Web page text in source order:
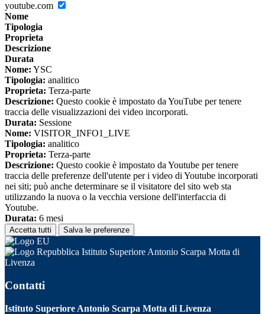
youtube.com
Nome
Tipologia
Proprieta
Descrizione
Durata
Nome: YSC
Tipologia: analitico
Proprieta: Terza-parte
Descrizione: Questo cookie è impostato da YouTube per tenere
traccia delle visualizzazioni dei video incorporati.
Durata: Sessione
Nome: VISITOR_INFO1_LIVE
Tipologia: analitico
Proprieta: Terza-parte
Descrizione: Questo cookie è impostato da Youtube per tenere
traccia delle preferenze dell'utente per i video di Youtube incorporati
nei siti; può anche determinare se il visitatore del sito web sta
utilizzando la nuova o la vecchia versione dell'interfaccia di
Youtube.
Durata: 6 mesi
Accetta tutti Salva le preferenze
Istituto Superiore Antonio Scarpa Motta di
Livenza
Contatti
Istituto Superiore Antonio Scarpa Motta di Livenza